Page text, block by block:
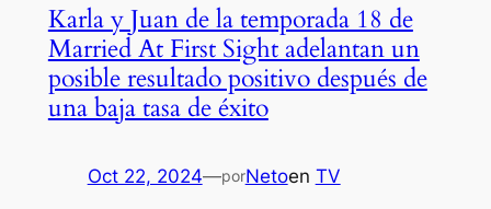
Karla y Juan de la temporada 18 de
Married At First Sight adelantan un
posible resultado positivo después de
una baja tasa de éxito
Oct 22, 2024—porNetoen TV